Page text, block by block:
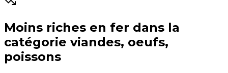
Moins riches en fer dans la
catégorie viandes, oeufs,
poissons